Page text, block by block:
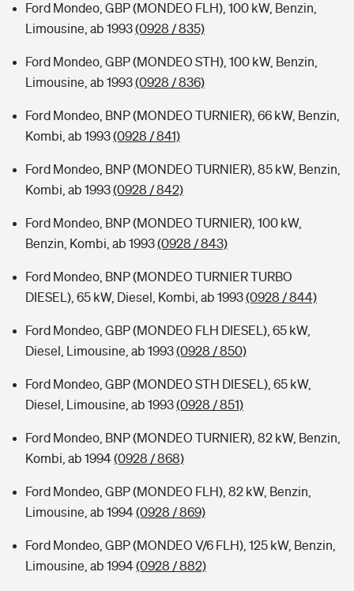
Ford Mondeo, GBP (MONDEO FLH), 100 kW, Benzin,
Limousine, ab 1993(0928 / 835)
Ford Mondeo, GBP (MONDEO STH), 100 kW, Benzin,
Limousine, ab 1993(0928 / 836)
Ford Mondeo, BNP (MONDEO TURNIER), 66 kW, Benzin,
Kombi, ab 1993(0928 / 841)
Ford Mondeo, BNP (MONDEO TURNIER), 85 kW, Benzin,
Kombi, ab 1993(0928 / 842)
Ford Mondeo, BNP (MONDEO TURNIER), 100 kW,
Benzin, Kombi, ab 1993(0928 / 843)
Ford Mondeo, BNP (MONDEO TURNIER TURBO
DIESEL), 65 kW, Diesel, Kombi, ab 1993(0928 / 844)
Ford Mondeo, GBP (MONDEO FLH DIESEL), 65 kW,
Diesel, Limousine, ab 1993(0928 / 850)
Ford Mondeo, GBP (MONDEO STH DIESEL), 65 kW,
Diesel, Limousine, ab 1993(0928 / 851)
Ford Mondeo, BNP (MONDEO TURNIER), 82 kW, Benzin,
Kombi, ab 1994(0928 / 868)
Ford Mondeo, GBP (MONDEO FLH), 82 kW, Benzin,
Limousine, ab 1994(0928 / 869)
Ford Mondeo, GBP (MONDEO V/6 FLH), 125 kW, Benzin,
Limousine, ab 1994(0928 / 882)